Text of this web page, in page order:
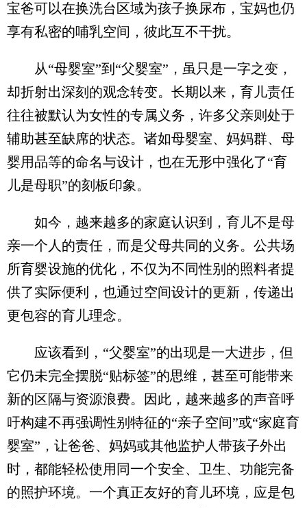
宝爸可以在换洗台区域为孩子换尿布，宝妈也仍
享有私密的哺乳空间，彼此互不干扰。
从“母婴室”到“父婴室”，虽只是一字之变，
却折射出深刻的观念转变。长期以来，育儿责任
往往被默认为女性的专属义务，许多父亲则处于
辅助甚至缺席的状态。诸如母婴室、妈妈群、母
婴用品等的命名与设计，也在无形中强化了“育
儿是母职”的刻板印象。
如今，越来越多的家庭认识到，育儿不是母
亲一个人的责任，而是父母共同的义务。公共场
所育婴设施的优化，不仅为不同性别的照料者提
供了实际便利，也通过空间设计的更新，传递出
更包容的育儿理念。
应该看到，“父婴室”的出现是一大进步，但
它仍未完全摆脱“贴标签”的思维，甚至可能带来
新的区隔与资源浪费。因此，越来越多的声音呼
吁构建不再强调性别特征的“亲子空间”或“家庭育
婴室”，让爸爸、妈妈或其他监护人带孩子外出
时，都能轻松使用同一个安全、卫生、功能完备
的照护环境。一个真正友好的育儿环境，应是包